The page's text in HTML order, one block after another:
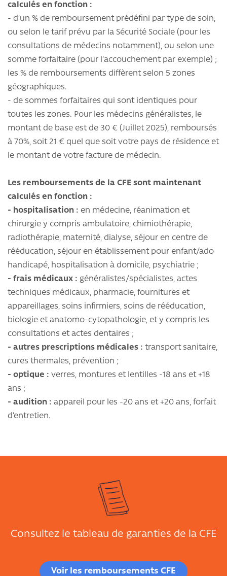
calculés en fonction :
- d’un % de remboursement prédéfini par type de soin,
ou selon le tarif prévu par la Sécurité Sociale (pour les
consultations de médecins notamment), ou selon une
somme forfaitaire (pour l’accouchement par exemple) ;
les % de remboursements diffèrent selon 5 zones
géographiques.
- de sommes forfaitaires qui sont identiques pour
toutes les zones. Pour les médecins généralistes, le
montant de base est de 30 € (Juillet 2025), remboursés
à 70%, soit 21 € quel que soit votre pays de résidence et
le montant de votre facture de médecin.
Les remboursements de la CFE sont maintenant
calculés en fonction :
- hospitalisation : en médecine, réanimation et
chirurgie y compris ambulatoire, chimiothérapie,
radiothérapie, maternité, dialyse, séjour en centre de
rééducation, séjour en établissement pour enfant/ado
handicapé, hospitalisation à domicile, psychiatrie ;
- frais médicaux : généralistes/spécialistes, actes
techniques médicaux, pharmacie, fournitures et
appareillages, soins infirmiers, soins de rééducation,
biologie et anatomo-cytopathologie, et y compris les
consultations et actes dentaires ;
- autres prescriptions médicales : transport sanitaire,
cures thermales, prévention ;
- optique : verres, montures et lentilles -18 ans et +18
ans ;
- audition : appareil pour les -20 ans et +20 ans, forfait
d’entretien.
Consultez le tableau de garanties de la CFE
Voir les remboursements CFE